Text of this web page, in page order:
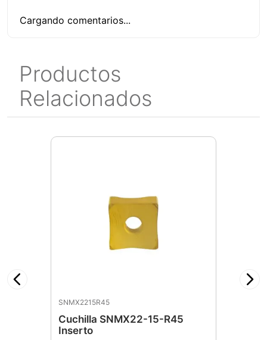
Cargando comentarios...
Productos
Relacionados
SNMX2215R45
Cuchilla SNMX22-15-R45
Inserto